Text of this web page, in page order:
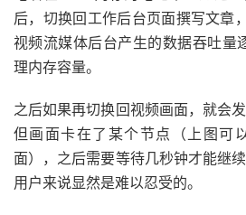
后，切换回工作后台页面撰写文章
视频流媒体后台产生的数据吞吐量
理内存容量。
之后如果再切换回视频画面，就会
但画面卡在了某个节点（上图可
面），之后需要等待几秒钟才能继
用户来说显然是难以忍受的。